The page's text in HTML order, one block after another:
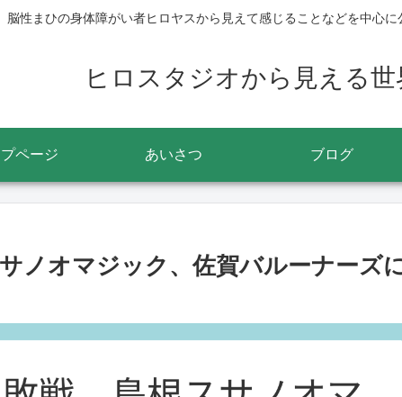
脳性まひの身体障がい者ヒロヤスから見えて感じることなどを中心に
ヒロスタジオから見える世
プページ あいさつ ブログ
ノオマジック、佐賀バルーナーズ